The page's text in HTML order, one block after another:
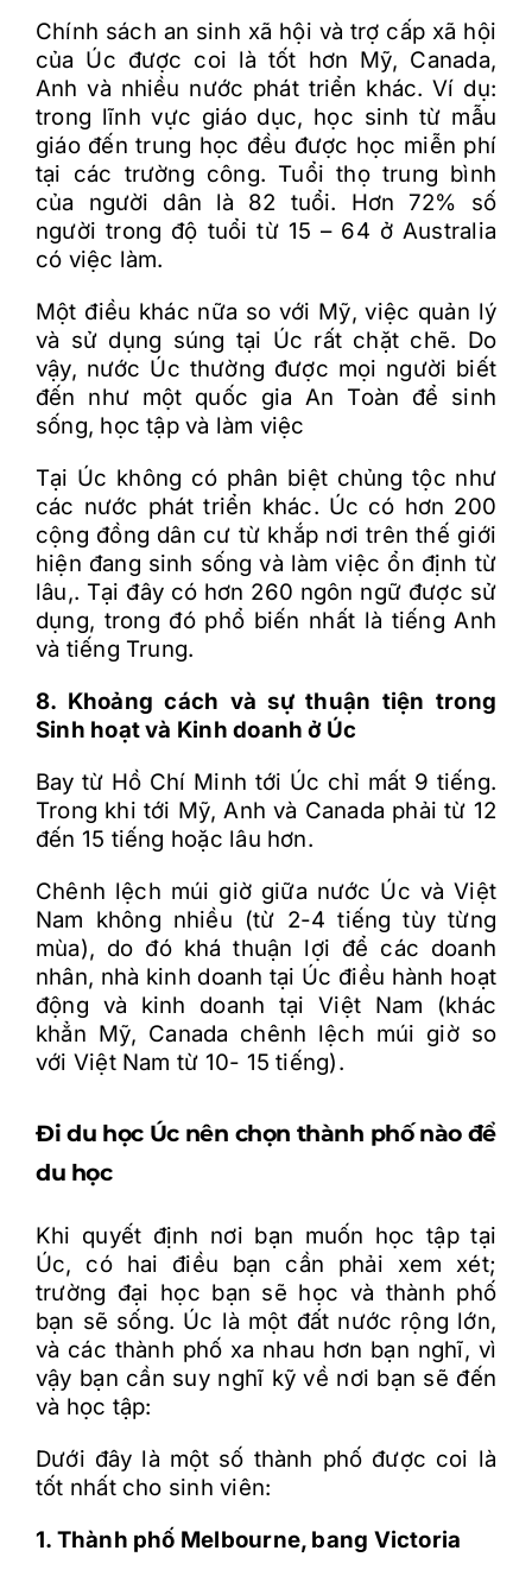
Chính sách an sinh xã hội và trợ cấp xã hội
của Úc được coi là tốt hơn Mỹ, Canada,
Anh và nhiều nước phát triển khác. Ví dụ:
trong lĩnh vực giáo dục, học sinh từ mẫu
giáo đến trung học đều được học miễn phí
tại các trường công. Tuổi thọ trung bình
của người dân là 82 tuổi. Hơn 72% số
người trong độ tuổi từ 15 – 64 ở Australia
có việc làm.
Một điều khác nữa so với Mỹ, việc quản lý
và sử dụng súng tại Úc rất chặt chẽ. Do
vậy, nước Úc thường được mọi người biết
đến như một quốc gia An Toàn để sinh
sống, học tập và làm việc
Tại Úc không có phân biệt chủng tộc như
các nước phát triển khác. Úc có hơn 200
cộng đồng dân cư từ khắp nơi trên thế giới
hiện đang sinh sống và làm việc ổn định từ
lâu,. Tại đây có hơn 260 ngôn ngữ được sử
dụng, trong đó phổ biến nhất là tiếng Anh
và tiếng Trung.
8. Khoảng cách và sự thuận tiện trong
Sinh hoạt và Kinh doanh ở Úc
Bay từ Hồ Chí Minh tới Úc chỉ mất 9 tiếng.
Trong khi tới Mỹ, Anh và Canada phải từ 12
đến 15 tiếng hoặc lâu hơn.
Chênh lệch múi giờ giữa nước Úc và Việt
Nam không nhiều (từ 2-4 tiếng tùy từng
mùa), do đó khá thuận lợi để các doanh
nhân, nhà kinh doanh tại Úc điều hành hoạt
động và kinh doanh tại Việt Nam (khác
khẳn Mỹ, Canada chênh lệch múi giờ so
với Việt Nam từ 10- 15 tiếng).
Đi du học Úc nên chọn thành phố nào để
du học
Khi quyết định nơi bạn muốn học tập tại
Úc, có hai điều bạn cần phải xem xét;
trường đại học bạn sẽ học và thành phố
bạn sẽ sống. Úc là một đất nước rộng lớn,
và các thành phố xa nhau hơn bạn nghĩ, vì
vậy bạn cần suy nghĩ kỹ về nơi bạn sẽ đến
và học tập:
Dưới đây là một số thành phố được coi là
tốt nhất cho sinh viên:
1. Thành phố Melbourne, bang Victoria